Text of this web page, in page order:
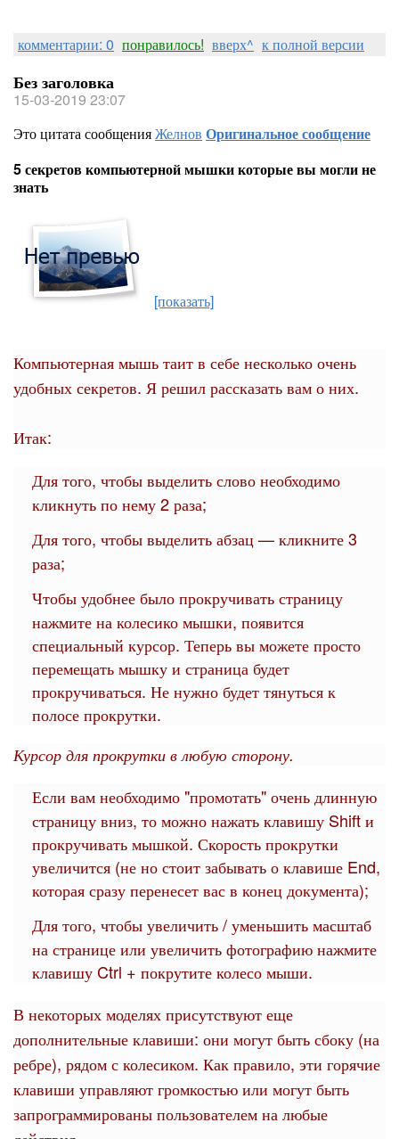
комментарии: 0 понравилось! вверх^ к полной версии
Без заголовка
15-03-2019 23:07
Это цитата сообщенияЖелнов Оригинальное сообщение
5 секретов компьютерной мышки которые вы могли не
знать
[показать]
Компьютерная мышь таит в себе несколько очень
удобных секретов. Я решил рассказать вам о них.
Итак:
Для того, чтобы выделить слово необходимо
кликнуть по нему 2 раза;
Для того, чтобы выделить абзац — кликните 3
раза;
Чтобы удобнее было прокручивать страницу
нажмите на колесико мышки, появится
специальный курсор. Теперь вы можете просто
перемещать мышку и страница будет
прокручиваться. Не нужно будет тянуться к
полосе прокрутки.
Курсор для прокрутки в любую сторону.
Если вам необходимо "промотать" очень длинную
страницу вниз, то можно нажать клавишу Shift и
прокручивать мышкой. Скорость прокрутки
увеличится (не но стоит забывать о клавише End,
которая сразу перенесет вас в конец документа);
Для того, чтобы увеличить / уменьшить масштаб
на странице или увеличить фотографию нажмите
клавишу Ctrl + покрутите колесо мыши.
В некоторых моделях присутствуют еще
дополнительные клавиши: они могут быть сбоку (на
ребре), рядом с колесиком. Как правило, эти горячие
клавиши управляют громкостью или могут быть
запрограммированы пользователем на любые